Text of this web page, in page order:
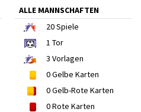
ALLE MANNSCHAFTEN
20Spiele
1 Tor
3 Vorlagen
0Gelbe Karten
0Gelb-Rote Karten
0Rote Karten